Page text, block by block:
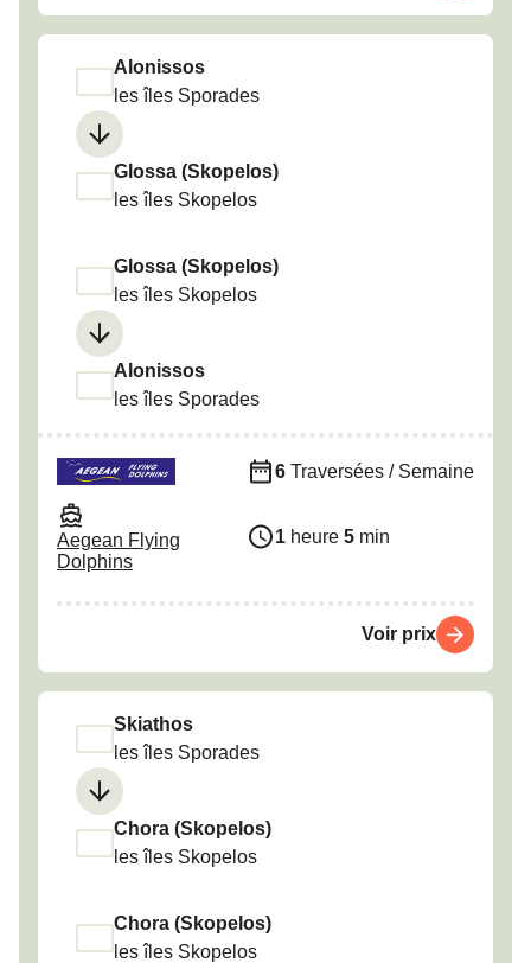
Alonissos
les îles Sporades
Glossa (Skopelos)
les îles Skopelos
Glossa (Skopelos)
les îles Skopelos
Alonissos
les îles Sporades
Aegean Flying
Dolphins
6 Traversées / Semaine
1 heure 5 min
Voir prix
Skiathos
les îles Sporades
Chora (Skopelos)
les îles Skopelos
Chora (Skopelos)
les îles Skopelos